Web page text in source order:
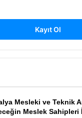
Kayıt Ol
Mesleki ve Teknik
Meslek Sahipleri